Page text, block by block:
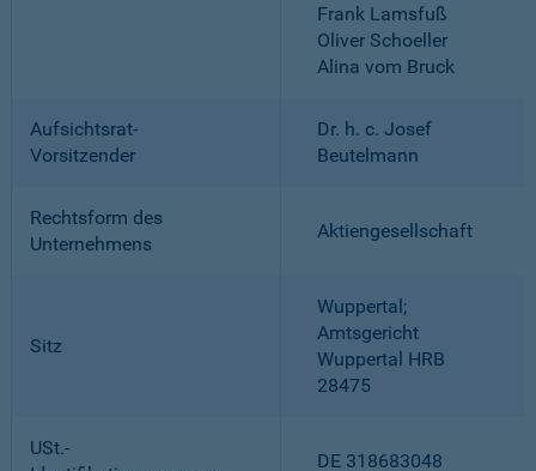
Frank Lamsfuß
Oliver Schoeller
Alina vom Bruck
Aufsichtsrat-
Vorsitzender
Dr. h. c. Josef
Beutelmann
Rechtsform des
Unternehmens
Aktiengesellschaft
Sitz
Wuppertal;
Amtsgericht
Wuppertal HRB
28475
USt.-
DE 318683048